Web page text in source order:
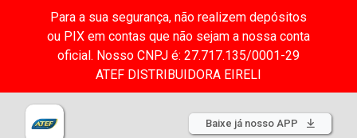
Para a sua segurança, não realizem depósitos
ou PIX em contas que não sejam a nossa conta
oficial. Nosso CNPJ é: 27.717.135/0001-29
ATEF DISTRIBUIDORA EIRELI
Baixe já nosso APP